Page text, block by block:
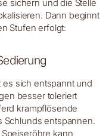
sichern und die Stelle
Dann beginnt
Stufen erfolgt:
es sich entspannt und
besser toleriert
krampflösende
Schlunds entspannen.
kann